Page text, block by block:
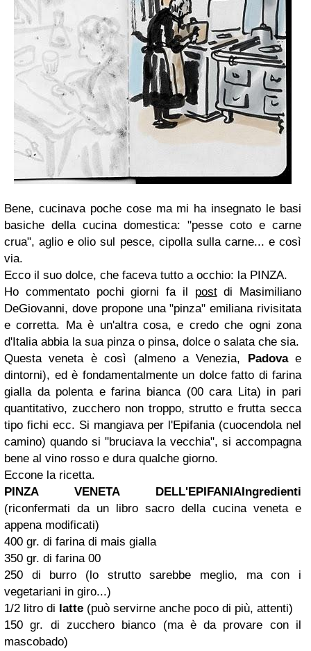
Bene, cucinava poche cose ma mi ha insegnato le basi
basiche della cucina domestica: "pesse coto e carne
crua", aglio e olio sul pesce, cipolla sulla carne... e così
via.
Ecco il suo dolce, che faceva tutto a occhio: la PINZA.
Ho commentato pochi giorni fa il postdi Masimiliano
DeGiovanni, dove propone una "pinza" emiliana rivisitata
e corretta. Ma è un'altra cosa, e credo che ogni zona
d'Italia abbia la sua pinza o pinsa, dolce o salata che sia.
Questa veneta è così (almeno a Venezia, Padovae
dintorni), ed è fondamentalmente un dolce fatto di farina
gialla da polenta e farina bianca (00 cara Lita) in pari
quantitativo, zucchero non troppo, strutto e frutta secca
tipo fichi ecc. Si mangiava per l'Epifania (cuocendola nel
camino) quando si "bruciava la vecchia", si accompagna
bene al vino rosso e dura qualche giorno.
Eccone la ricetta.
PINZA VENETA DELL'EPIFANIAIngredienti
(riconfermati da un libro sacro della cucina veneta e
appena modificati)
400 gr. di farina di mais gialla
350 gr. di farina 00
250 di burro (lo strutto sarebbe meglio, ma con i
vegetariani in giro...)
1/2 litro di latte (può servirne anche poco di più, attenti)
150 gr. di zucchero bianco (ma è da provare con il
mascobado)